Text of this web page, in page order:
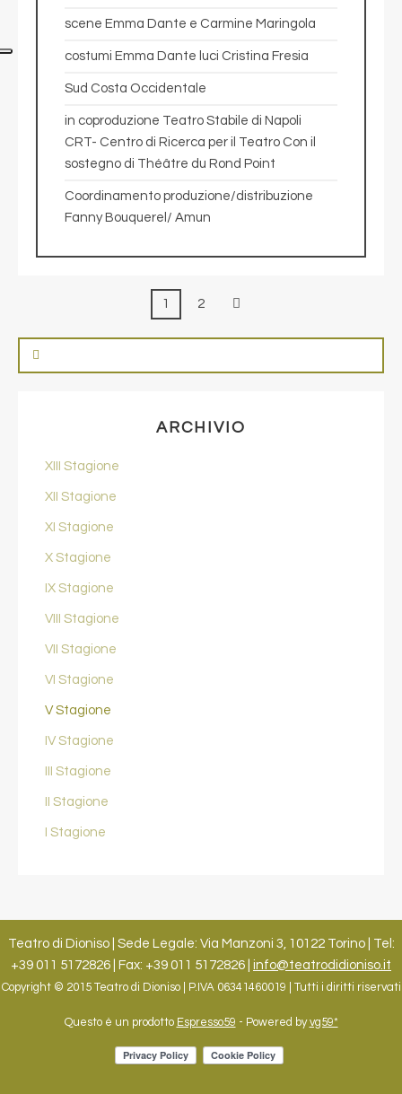
scene Emma Dante e Carmine Maringola
costumi Emma Dante luci Cristina Fresia
Sud Costa Occidentale
in coproduzione Teatro Stabile di Napoli
CRT- Centro di Ricerca per il Teatro Con il
sostegno di Théâtre du Rond Point
Coordinamento produzione/distribuzione
Fanny Bouquerel/ Amun
1 2
ARCHIVIO
XIII Stagione
XII Stagione
XI Stagione
X Stagione
IX Stagione
VIII Stagione
VII Stagione
VI Stagione
V Stagione
IV Stagione
III Stagione
II Stagione
I Stagione
Teatro di Dioniso | Sede Legale: Via Manzoni 3, 10122 Torino | Tel:
+39 011 5172826 | Fax: +39 011 5172826 | info@teatrodidioniso.it
Copyright © 2015 Teatro di Dioniso | P.IVA 06341460019 | Tutti i diritti riservati
Questo è un prodotto Espresso59 - Powered byvg59*